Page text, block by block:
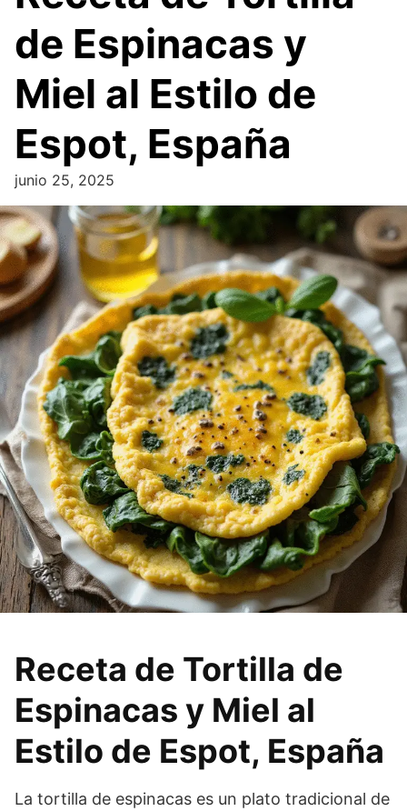
de Espinacas y
Miel al Estilo de
Espot, España
junio 25, 2025
Receta de Tortilla de
Espinacas y Miel al
Estilo de Espot, España
La tortilla de espinacas es un plato tradicional de